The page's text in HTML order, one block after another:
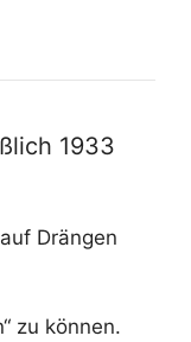
1933
Drängen
zu können.